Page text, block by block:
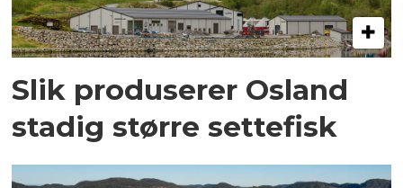
Slik produserer Osland
stadig større settefisk